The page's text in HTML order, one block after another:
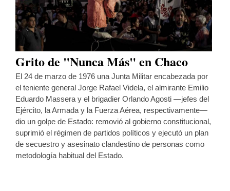
Grito de "Nunca Más" en Chaco
El 24 de marzo de 1976 una Junta Militar encabezada por
el teniente general Jorge Rafael Videla, el almirante Emilio
Eduardo Massera y el brigadier Orlando Agosti —jefes del
Ejército, la Armada y la Fuerza Aérea, respectivamente—
dio un golpe de Estado: removió al gobierno constitucional,
suprimió el régimen de partidos políticos y ejecutó un plan
de secuestro y asesinato clandestino de personas como
metodología habitual del Estado.